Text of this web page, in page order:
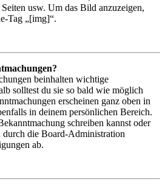
usw. Um das Bild anzuzeigen,
Tag „[img]“.
beinhalten wichtige
solltest du sie so bald wie möglich
erscheinen ganz oben in
in deinem persönlichen Bereich.
schreiben kannst oder
durch die Board-Administration
ab.